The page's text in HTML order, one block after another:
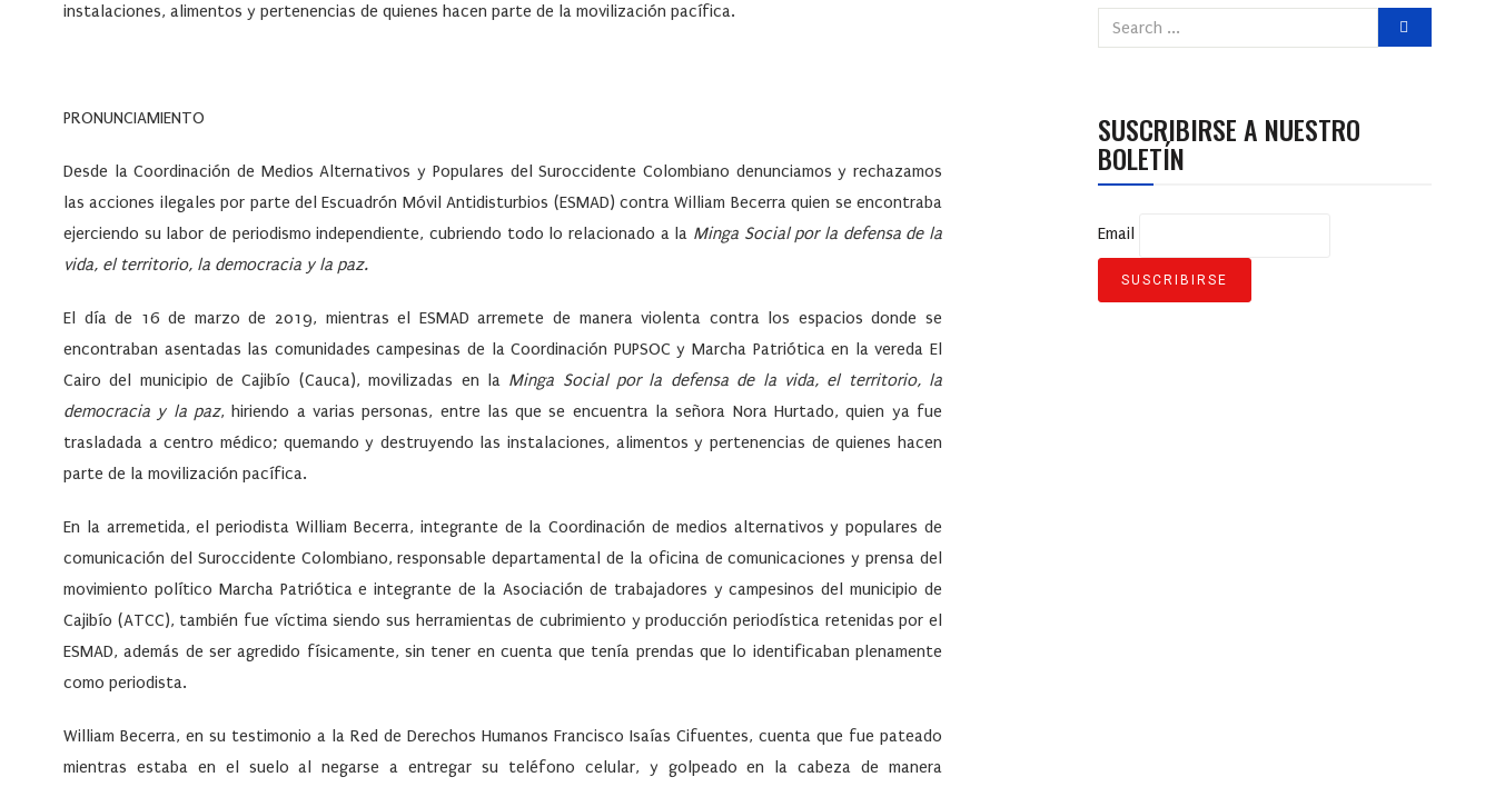
instalaciones, alimentos y pertenencias de quienes hacen parte de la movilización pacífica.
PRONUNCIAMIENTO
Desde la Coordinación de Medios Alternativos y Populares del Suroccidente Colombiano denunciamos y rechazamos
las acciones ilegales por parte del Escuadrón Móvil Antidisturbios (ESMAD) contra William Becerra quien se encontraba
ejerciendo su labor de periodismo independiente, cubriendo todo lo relacionado a la Minga Social por la defensa de la
vida, el territorio, la democracia y la paz.
El día de 16 de marzo de 2019, mientras el ESMAD arremete de manera violenta contra los espacios donde se
encontraban asentadas las comunidades campesinas de la Coordinación PUPSOC y Marcha Patriótica en la vereda El
Cairo del municipio de Cajibío (Cauca), movilizadas en la Minga Social por la defensa de la vida, el territorio, la
democracia y la paz, hiriendo a varias personas, entre las que se encuentra la señora Nora Hurtado, quien ya fue
trasladada a centro médico; quemando y destruyendo las instalaciones, alimentos y pertenencias de quienes hacen
parte de la movilización pacífica.
En la arremetida, el periodista William Becerra, integrante de laCoordinación de medios alternativos y populares de
comunicación del Suroccidente Colombiano, responsable departamental de la oficina de comunicaciones y prensa del
movimiento político Marcha Patriótica e integrante de la Asociación de trabajadores y campesinos del municipio de
Cajibío (ATCC), también fue víctima siendo sus herramientas de cubrimiento y producción periodística retenidas por el
ESMAD, además de ser agredido físicamente, sin tener en cuenta que tenía prendas que lo identificaban plenamente
como periodista.
William Becerra, en su testimonio a la Red de Derechos Humanos Francisco Isaías Cifuentes, cuenta que fue pateado
mientras estaba en el suelo al negarse a entregar su teléfono celular, y golpeado en la cabeza de manera
SUSCRIBIRSE A NUESTRO
BOLETÍN
Email